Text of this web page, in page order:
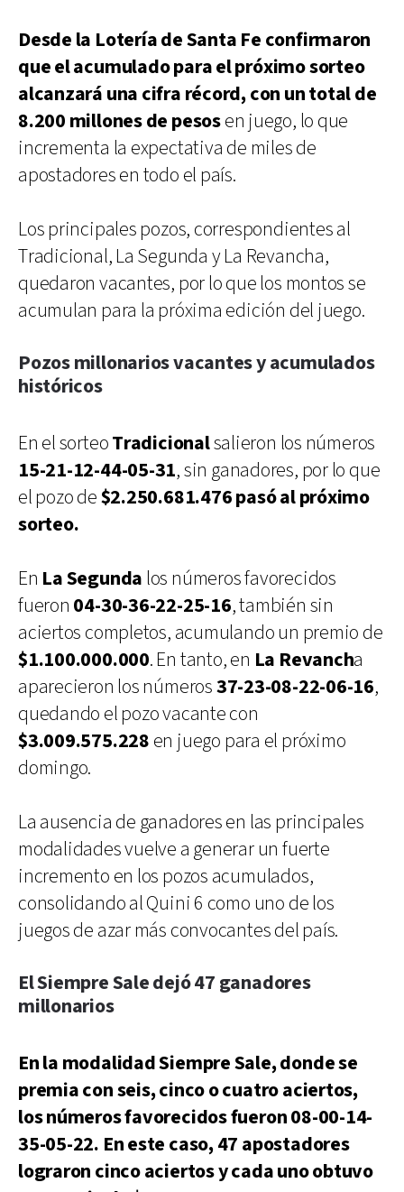
Desde la Lotería de Santa Fe confirmaron
que el acumulado para el próximo sorteo
alcanzará una cifra récord, con un total de
8.200 millones de pesosen juego, lo que
incrementa la expectativa de miles de
apostadores en todo el país.
Los principales pozos, correspondientes al
Tradicional, La Segunda y La Revancha,
quedaron vacantes, por lo que los montos se
acumulan para la próxima edición del juego.
Pozos millonarios vacantes y acumulados
históricos
En el sorteoTradicionalsalieron los números
15-21-12-44-05-31, sin ganadores, por lo que
el pozo de$2.250.681.476 pasó al próximo
sorteo.
En La Segunda los números favorecidos
fueron 04-30-36-22-25-16, también sin
aciertos completos, acumulando un premio de
$1.100.000.000. En tanto, en La Revancha
aparecieron los números37-23-08-22-06-16,
quedando el pozo vacante con
$3.009.575.228 en juego para el próximo
domingo.
La ausencia de ganadores en las principales
modalidades vuelve a generar un fuerte
incremento en los pozos acumulados,
consolidando al Quini 6 como uno de los
juegos de azar más convocantes del país.
El Siempre Sale dejó 47 ganadores
millonarios
En la modalidad Siempre Sale, donde se
premia con seis, cinco o cuatro aciertos,
los números favorecidos fueron 08-00-14-
35-05-22. En este caso, 47 apostadores
lograron cinco aciertos y cada uno obtuvo